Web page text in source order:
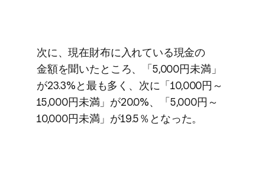
次に、​現在財布に​入れている​現金の​
金額を​聞いた​ところ、​「5,000円未満」
が​23.3%と​最も​多く、​次に​「10,000円～
15,000円未満」が​20.0%、​「5,000円～
10,000円未満」が​19.5％と​なった。